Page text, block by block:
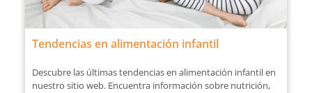
Tendencias en alimentación infantil
Descubre las últimas tendencias en alimentación infantil en
nuestro sitio web. Encuentra información sobre nutrición,